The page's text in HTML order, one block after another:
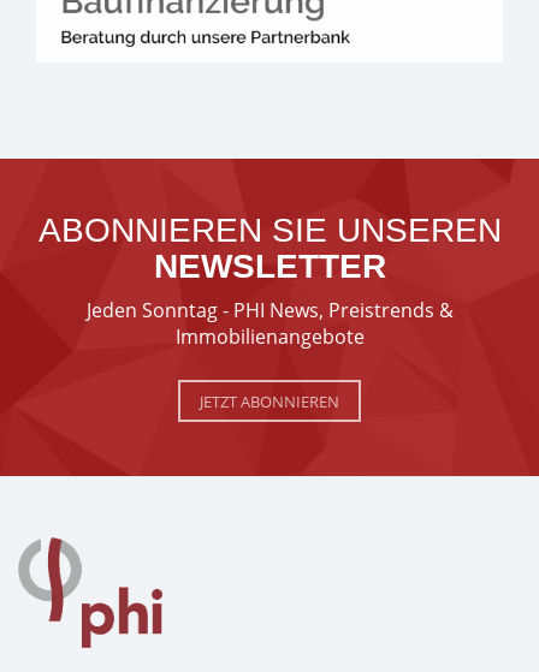
ABONNIEREN SIE UNSEREN
NEWSLETTER
Jeden Sonntag - PHI News, Preistrends &
Immobilienangebote
JETZT ABONNIEREN